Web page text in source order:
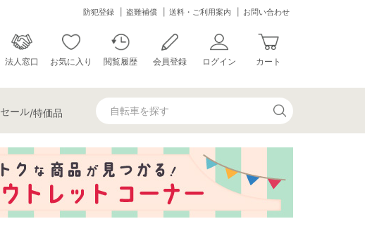
防犯登録 盗難補償 送料・ご利用案内 お問い合わせ
法人窓口 お気に入り 閲覧履歴 会員登録 ログイン カート
セール/特価品